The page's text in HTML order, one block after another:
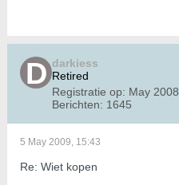
darkiess
Retired
Registratie op: May 2008
Berichten: 1645
5 May 2009, 15:43
Re: Wiet kopen